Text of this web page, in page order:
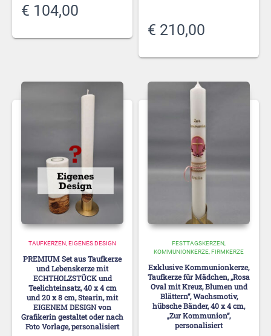
€ 104,00
€ 210,00
TAUFKERZEN EIGENES DESIGN
PREMIUM Set aus Taufkerze
und Lebenskerze mit
ECHTHOLZSTÜCK und
Teelichteinsatz, 40 x 4 cm
und 20 x 8 cm, Stearin, mit
EIGENEM DESIGN von
Grafikerin gestaltet oder nach
Foto Vorlage, personalisiert
FESTTAGSKERZEN
KOMMUNIONKERZE, FIRMKERZE
Exklusive Kommunionkerze,
Taufkerze für Mädchen, „Rosa
Oval mit Kreuz, Blumen und
Blättern“, Wachsmotiv,
hübsche Bänder, 40 x 4 cm,
„Zur Kommunion“,
personalisiert